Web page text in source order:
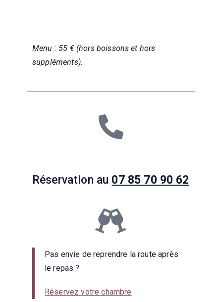
Menu : 55 € (hors boissons et hors
suppléments).
Réservation au 07 85 70 90 62
Pas envie de reprendre la route après
le repas ?
Réservez votre chambre